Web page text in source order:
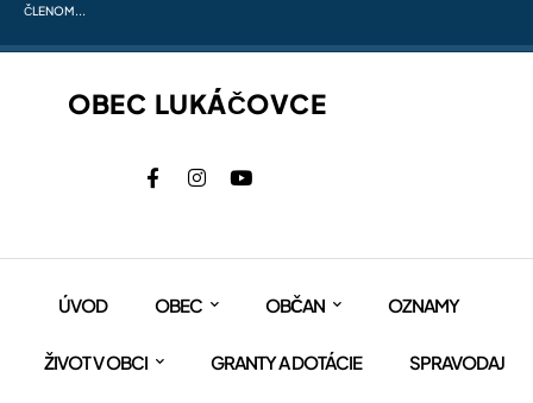
ČLENOM...
OBEC LUKÁČOVCE
ÚVOD OBEC OBČAN OZNAMY
ŽIVOT V OBCI GRANTY A DOTÁCIE SPRAVODAJ